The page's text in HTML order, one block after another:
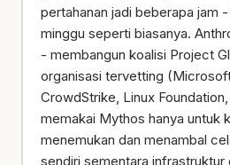
pertahanan jadi beberapa jam
minggu seperti biasanya.
- membangun koalisi Project
organisasi tervetting
CrowdStrike, Linux
memakai Mythos hanya untuk
menemukan dan menambal
sendiri sementara infrastruktur